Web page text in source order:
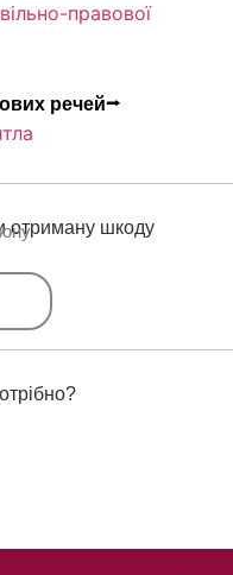
правової
речей⭢
отриману шкоду